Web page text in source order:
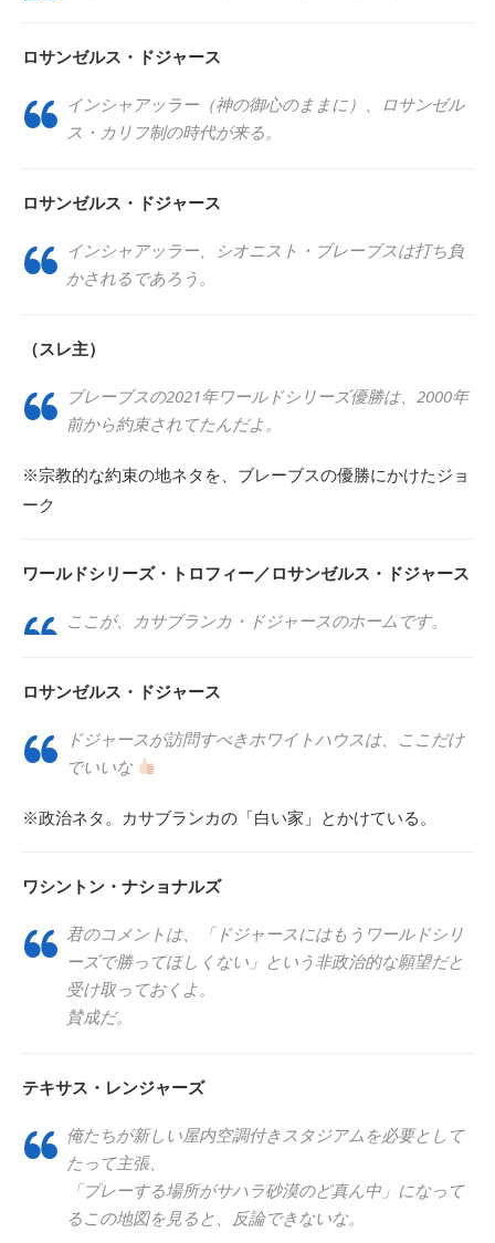
ロサンゼルス・ドジャース
インシャアッラー（神の御心のままに）、ロサンゼル
ス・カリフ制の時代が来る。
ロサンゼルス・ドジャース
インシャアッラー、シオニスト・ブレーブスは打ち負
かされるであろう。
（スレ主）
ブレーブスの2021年ワールドシリーズ優勝は、2000年
前から約束されてたんだよ。
※宗教的な約束の地ネタを、ブレーブスの優勝にかけたジョ
ーク
ワールドシリーズ・トロフィー／ロサンゼルス・ドジャース
ここが、カサブランカ・ドジャースのホームです。
ロサンゼルス・ドジャース
ドジャースが訪問すべきホワイトハウスは、ここだけ
でいいな
※政治ネタ。カサブランカの「白い家」とかけている。
ワシントン・ナショナルズ
君のコメントは、「ドジャースにはもうワールドシリ
ーズで勝ってほしくない」という非政治的な願望だと
受け取っておくよ。
賛成だ。
テキサス・レンジャーズ
俺たちが新しい屋内空調付きスタジアムを必要として
たって主張、
「プレーする場所がサハラ砂漠のど真ん中」になって
るこの地図を見ると、反論できないな。